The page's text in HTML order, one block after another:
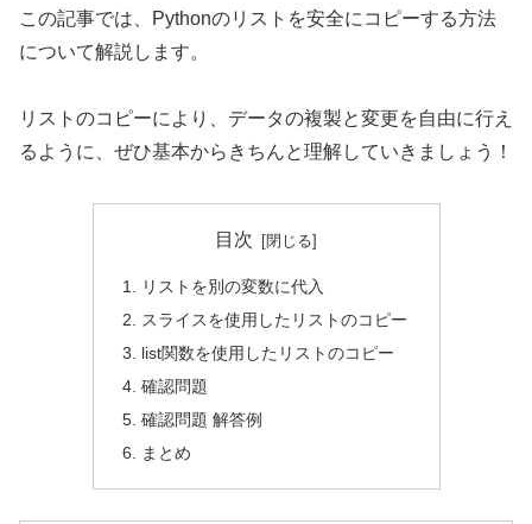
この記事では、Pythonのリストを安全にコピーする方法
について解説します。
リストのコピーにより、データの複製と変更を自由に行え
るように、ぜひ基本からきちんと理解していきましょう！
目次
リストを別の変数に代入
スライスを使用したリストのコピー
list関数を使用したリストのコピー
確認問題
確認問題 解答例
まとめ